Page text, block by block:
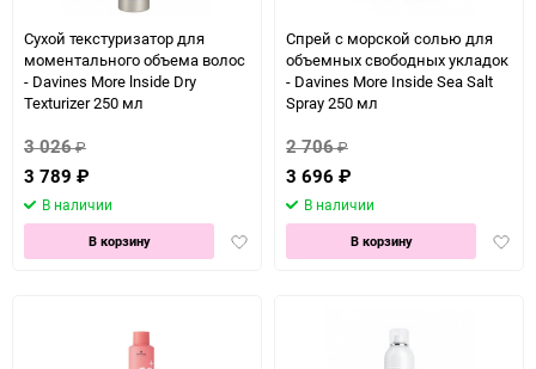
Сухой текстуризатор для
моментального объема волос
- Davines More lnside Dry
Texturizer 250 мл
3 026₽
3 789 ₽
В наличии
Добавить
В корзину
Спрей с морской солью для
объемных свободных укладок
- Davines More Inside Sea Salt
Spray 250 мл
2 706₽
3 696 ₽
В наличии
В корзину